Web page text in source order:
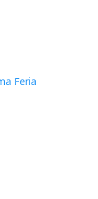
Feria